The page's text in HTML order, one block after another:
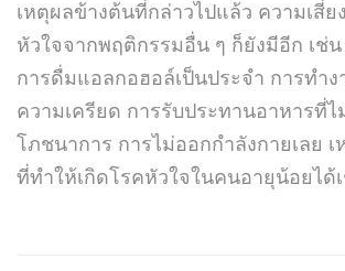
เหตุผลข้างต้นที่กล่าวไปแล้ว ความเสี่ย
หัวใจจากพฤติกรรมอื่น ๆ ก็ยังมีอีก เช่
การดื่มแอลกอฮอล์เป็นประจำ การทำ
ความเครียด การรับประทานอาหารที่
โภชนาการ การไม่ออกกำลังกายเลย
ที่ทำให้เกิดโรคหัวใจในคนอายุน้อยได้